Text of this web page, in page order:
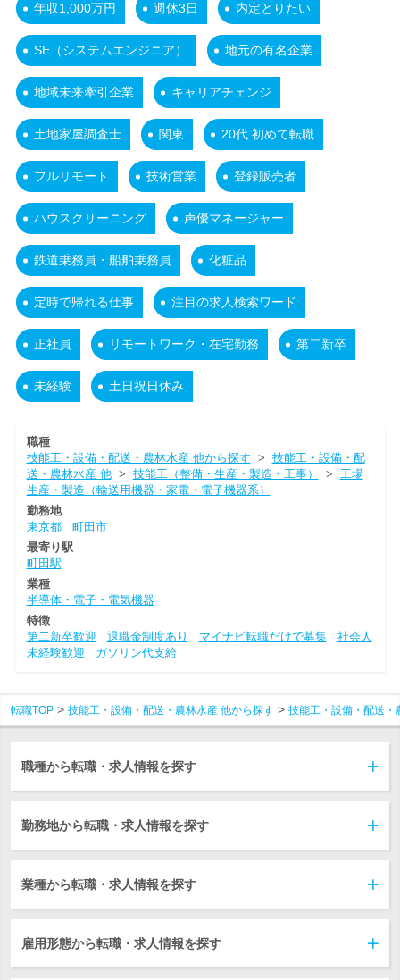
年収1,000万円 週休3日 内定とりたい
SE（システムエンジニア） 地元の有名企業
地域未来牽引企業 キャリアチェンジ
土地家屋調査士 関東 20代 初めて転職
フルリモート 技術営業 登録販売者
ハウスクリーニング 声優マネージャー
鉄道乗務員・船舶乗務員 化粧品
定時で帰れる仕事 注目の求人検索ワード
正社員 リモートワーク・在宅勤務 第二新卒
未経験 土日祝日休み
職種
技能工・設備・配送・農林水産 他から探す > 技能工・設備・配
送・農林水産 他> 技能工（整備・生産・製造・工事） > 工場
生産・製造（輸送用機器・家電・電子機器系）
勤務地
東京都
町田市
最寄り駅
町田駅
業種
半導体・電子・電気機器
特徴
第二新卒歓迎
退職金制度あり マイナビ転職だけで募集
社会人
未経験歓迎
ガソリン代支給
転職TOP 技能工・設備・配送・農林水産 他から探す 技能工・設備・配送・
職種から転職・求人情報を探す
勤務地から転職・求人情報を探す
業種から転職・求人情報を探す
雇用形態から転職・求人情報を探す